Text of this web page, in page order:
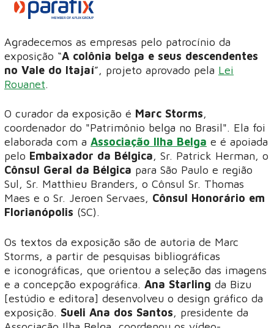
Agradecemos as empresas pelo patrocínio da
exposição “A colônia belga e seus descendentes
no Vale do Itajaí”, projeto aprovado pela Lei
Rouanet.
O curador da exposição é Marc Storms,
coordenador do "Patrimônio belga no Brasil". Ela foi
elaborada com a Associação Ilha Belga e é apoiada
pelo Embaixador da Bélgica, Sr. Patrick Herman, o
Cônsul Geral da Bélgica para São Paulo e região
Sul, Sr. Matthieu Branders, o Cônsul Sr. Thomas
Maes e o Sr. Jeroen Servaes, Cônsul Honorário em
Florianópolis (SC).
Os textos da exposição são de autoria de Marc
Storms, a partir de pesquisas bibliográficas
e iconográficas, que orientou a seleção das imagens
e a concepção expográfica. Ana Starling da Bizu
[estúdio e editora] desenvolveu o design gráfico da
exposição. Sueli Ana dos Santos, presidente da